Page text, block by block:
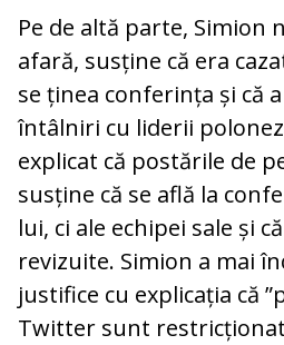
Pe de altă parte, Simion
afară, susține că era
se ținea conferința și că
întâlniri cu liderii polonezi
explicat că postările de
susține că se află la
lui, ci ale echipei sale și
revizuite. Simion a mai
justifice cu explicația că
Twitter sunt